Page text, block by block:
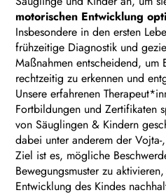
motorischen Entwicklung
Insbesondere in den ersten
frühzeitige Diagnostik und
Maßnahmen entscheidend, um
rechtzeitig zu erkennen und
Unsere erfahrenen
Fortbildungen und Zertifikaten
von Säuglingen & Kindern
dabei unter anderem der Vojta-
Ziel ist es, mögliche
Bewegungsmuster zu
Entwicklung des Kindes